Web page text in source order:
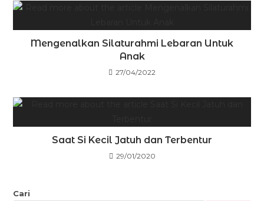
Mengenalkan Silaturahmi Lebaran Untuk
Anak
27/04/2022
Saat Si Kecil Jatuh dan Terbentur
29/01/2020
Cari